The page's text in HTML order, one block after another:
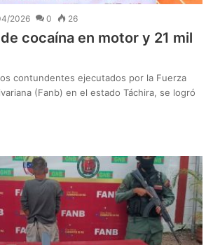
2026 0 26
cocaína en motor y 21 mil
contundentes ejecutados por la Fuerza
(Fanb) en el estado Táchira, se logró